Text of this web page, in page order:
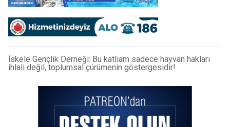
İskele Gençlik Derneği: Bu katliam sadece hayvan hakları
ihlali değil, toplumsal çürümenin göstergesidir!